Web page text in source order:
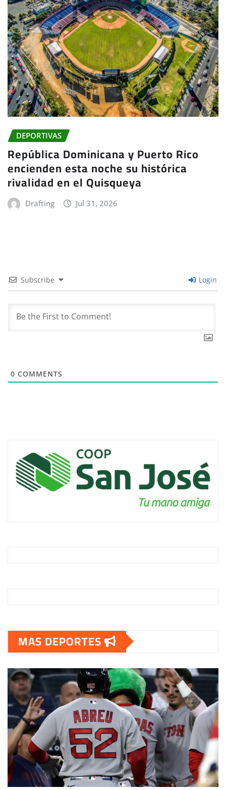
DEPORTIVAS
República Dominicana y Puerto Rico
encienden esta noche su histórica
rivalidad en el Quisqueya
Drafting Jul 31, 2026
Subscribe Login
0 COMMENTS
MAS DEPORTES